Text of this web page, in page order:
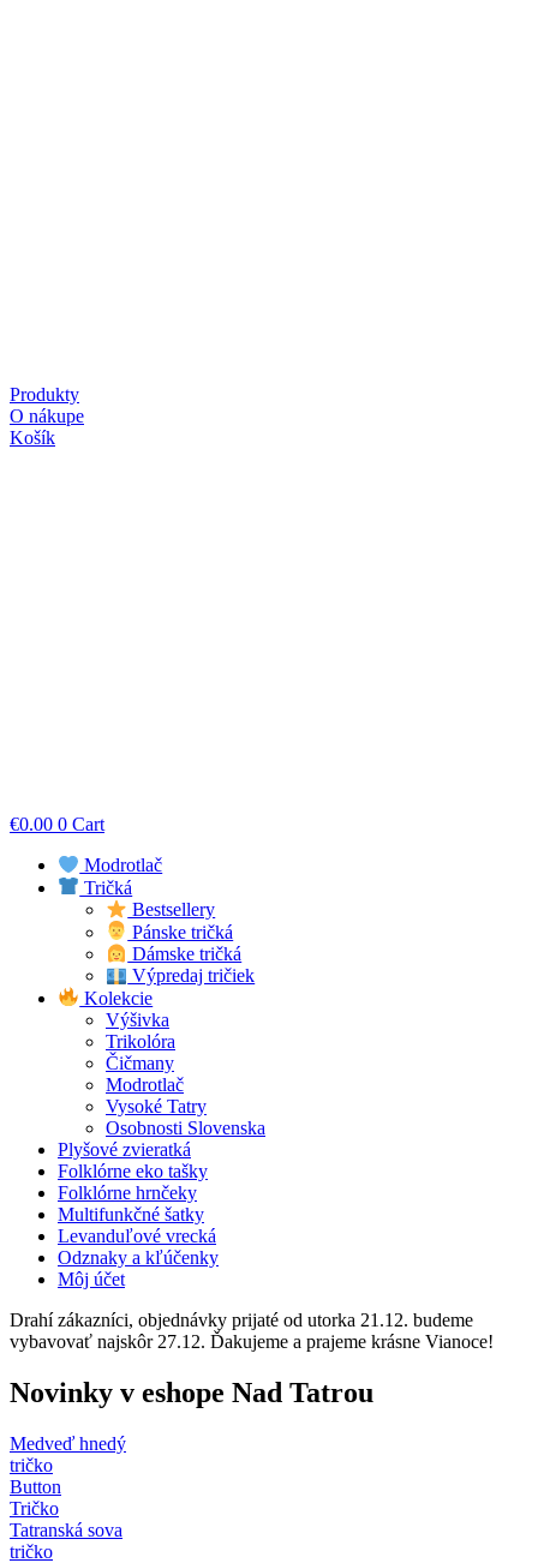
Produkty
O nákupe
Košík
€0.00 0 Cart
Modrotlač
Tričká
Bestsellery
Pánske tričká
Dámske tričká
Výpredaj tričiek
Kolekcie
Výšivka
Trikolóra
Čičmany
Modrotlač
Vysoké Tatry
Osobnosti Slovenska
Plyšové zvieratká
Folklórne eko tašky
Folklórne hrnčeky
Multifunkčné šatky
Levanduľové vrecká
Odznaky a kľúčenky
Môj účet
Drahí zákazníci, objednávky prijaté od utorka 21.12. budeme
vybavovať najskôr 27.12. Ďakujeme a prajeme krásne Vianoce!
Novinky v eshope Nad Tatrou
Medveď hnedý
tričko
Button
Tričko
Tatranská sova
tričko